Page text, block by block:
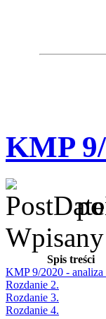
KMP
Spis treści
KMP 9/2020 - analiza
Rozdanie 2.
Rozdanie 3.
Rozdanie 4.